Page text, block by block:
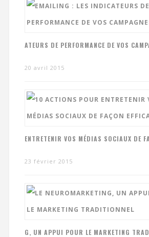
ATEURS DE PERFORMANCE DE VOS
20 avril 2015
ENTRETENIR VOS MÉDIAS SOCIAUX DE
23 février 2015
G, UN APPUI POUR LE MARKETING